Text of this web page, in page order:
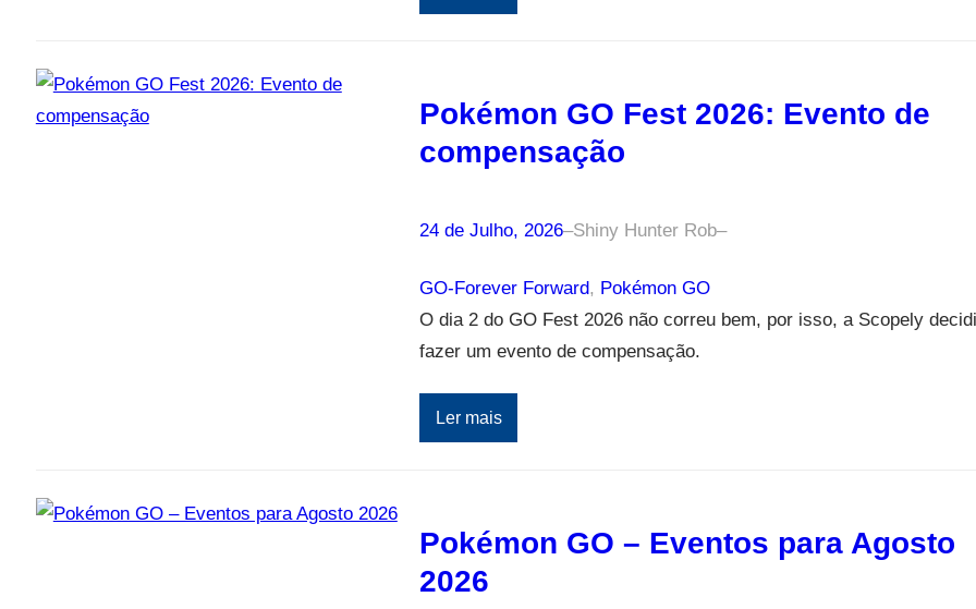
Pokémon GO Fest 2026: Evento de
compensação
24 de Julho, 2026–Shiny Hunter Rob–
GO-Forever Forward, Pokémon GO
O dia 2 do GO Fest 2026 não correu bem, por isso, a Scopely
fazer um evento de compensação.
Ler mais
Pokémon GO – Eventos para Agosto
2026